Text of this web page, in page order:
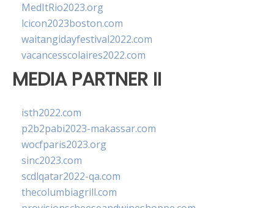
MedItRio2023.org
lcicon2023boston.com
waitangidayfestival2022.com
vacancesscolaires2022.com
MEDIA PARTNER II
isth2022.com
p2b2pabi2023-makassar.com
wocfparis2023.org
sinc2023.com
scdlqatar2022-qa.com
thecolumbiagrill.com